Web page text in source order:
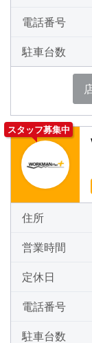
電話番号
駐車台数
スタッフ募集中
住所
営業時間
定休日
電話番号
駐車台数